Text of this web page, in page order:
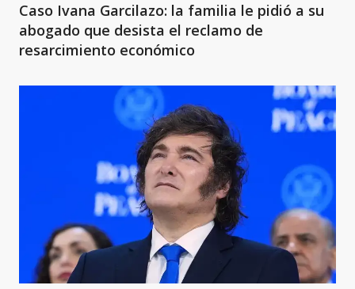
Caso Ivana Garcilazo: la familia le pidió a su
abogado que desista el reclamo de
resarcimiento económico